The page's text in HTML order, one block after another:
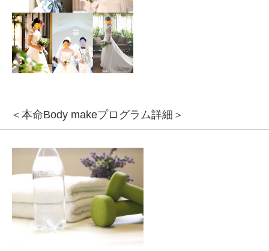
＜本命Body makeプログラム詳細＞